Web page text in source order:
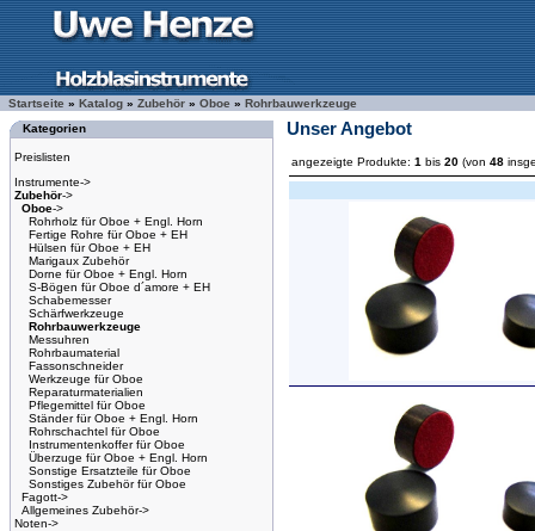
Startseite » Katalog » Zubehör » Oboe » Rohrbauwerkzeuge
Kategorien
Preislisten
Instrumente->
Zubehör->
Oboe->
Rohrholz für Oboe + Engl. Horn
Fertige Rohre für Oboe + EH
Hülsen für Oboe + EH
Marigaux Zubehör
Dorne für Oboe + Engl. Horn
S-Bögen für Oboe d´amore + EH
Schabemesser
Schärfwerkzeuge
Rohrbauwerkzeuge
Messuhren
Rohrbaumaterial
Fassonschneider
Werkzeuge für Oboe
Reparaturmaterialien
Pflegemittel für Oboe
Ständer für Oboe + Engl. Horn
Rohrschachtel für Oboe
Instrumentenkoffer für Oboe
Überzuge für Oboe + Engl. Horn
Sonstige Ersatzteile für Oboe
Sonstiges Zubehör für Oboe
Fagott->
Allgemeines Zubehör->
Noten->
Unser Angebot
angezeigte Produkte: 1 bis 20 (von 48